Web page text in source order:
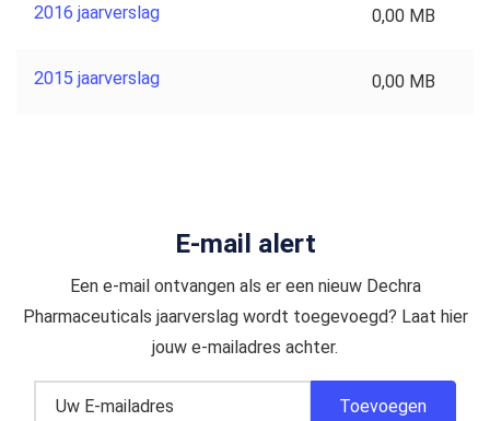
2016 jaarverslag 0,00 MB
2015 jaarverslag 0,00 MB
E-mail alert
Een e-mail ontvangen als er een nieuw Dechra
Pharmaceuticals jaarverslag wordt toegevoegd? Laat hier
jouw e-mailadres achter.